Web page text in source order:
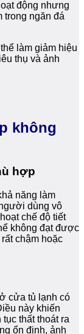
động nhưng
trong ngăn đá
làm giảm hiệu
thụ và ảnh
không
hợp
năng làm
dùng vô
chế độ tiết
không đạt được
chậm hoặc
cửa tủ lạnh có
này khiến
thất thoát ra
ổn định, ảnh